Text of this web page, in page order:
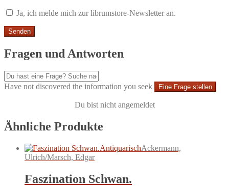
Ja, ich melde mich zur librumstore-Newsletter an.
Fragen und Antworten
Have not discovered the information you seek Eine Frage stellen
Du bist nicht angemeldet
Ähnliche Produkte
AntiquarischAckermann,
Ulrich/Marsch, Edgar
Faszination Schwan.